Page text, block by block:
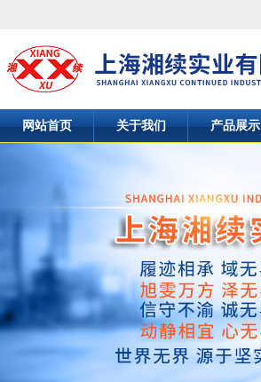
网站首页 关于我们 产品展示